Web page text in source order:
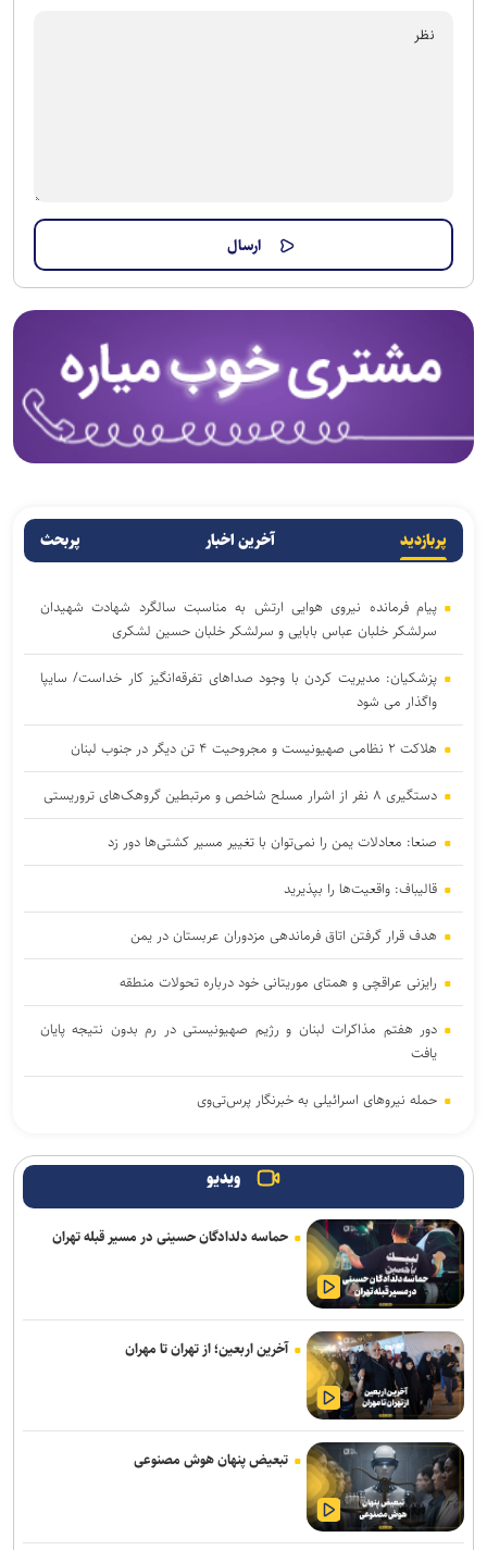
پربازدید آخرین اخبار پربحث
پیام فرمانده نیروی هوایی ارتش به مناسبت سالگرد شهادت شهیدان
سرلشکر خلبان عباس بابایی و سرلشکر خلبان حسین لشکری
پزشکیان: مدیریت کردن با وجود صداهای تفرقه‌انگیز کار خداست/ سایپا
واگذار می شود
هلاکت ۲ نظامی صهیونیست و مجروحیت ۴ تن دیگر در جنوب لبنان
دستگیری ۸ نفر از اشرار مسلح شاخص و مرتبطین گروهک‌های تروریستی
صنعا: معادلات یمن را نمی‌توان با تغییر مسیر کشتی‌ها دور زد
قالیباف: واقعیت‌ها را بپذیرید
هدف قرار گرفتن اتاق‌ فرماندهی مزدوران عربستان در یمن
رایزنی عراقچی و همتای موریتانی خود درباره تحولات منطقه
دور هفتم مذاکرات لبنان و رژیم صهیونیستی در رم بدون نتیجه پایان
یافت
حمله نیروهای اسرائیلی به خبرنگار پرس‌تی‌وی
پنتاگون با افشای کمبود تسلیحات نشست برگزار می‌کند
انفجار در حومه دمشق چند کشته و زخمی برجا گذاشت
برگزاری مجمع آژانس انرژی اتمی اوایل شهریور در آمریکا
یمن: نقشه عربستان برای حمله به صنعاء را در نطفه خفه کردیم
پیام هشدار مقاومت یمن به ریاض
قدردانی از حضور حماسی ملت مبعوث شده در راهپیمایی اربعین
ترامپ با تهدید افشاگران، بحران مهمات آمریکا را انکار کرد
شده‌اند
ویدیو
حماسه دلدادگان حسینی در مسیر قبله تهران
آخرین اربعین؛ از تهران تا مهران
تبعیض پنهان هوش مصنوعی